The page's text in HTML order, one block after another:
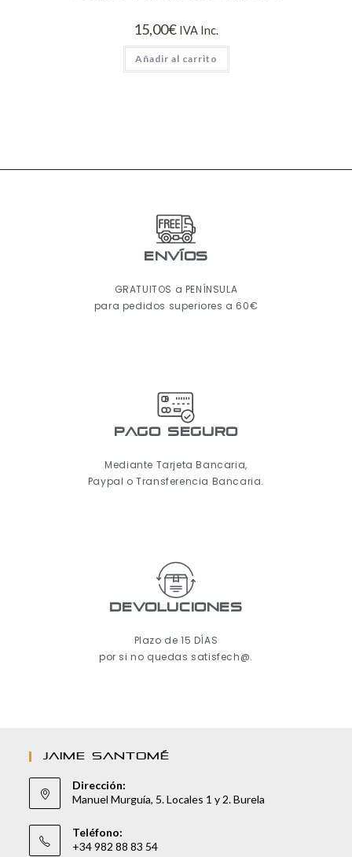
15,00€ IVA Inc.
Añadir al carrito
ENVÍOS
GRATUITOS a PENÍNSULA
para pedidos superiores a 60€
pago seguro
Mediante Tarjeta Bancaria,
Paypal o Transferencia Bancaria.
Devoluciones
Plazo de 15 DÍAS
por si no quedas satisfech@.
JAIME SANTOMÉ
Dirección:
Manuel Murguía, 5. Locales 1 y 2. Burela
Teléfono:
+34 982 88 83 54